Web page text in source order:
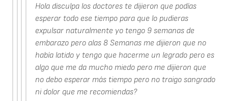
Hola disculpa los doctores te dijieron que podías
esperar todo ese tiempo para que lo pudieras
expulsar naturalmente yo tengo 9 semanas de
embarazo pero alas 8 Semanas me dijieron que no
había latido y tengo que hacerme un legrado pero es
algo que me da mucho miedo pero me dijieron que
no debo esperar más tiempo pero no traigo sangrado
ni dolor que me recomiendas?